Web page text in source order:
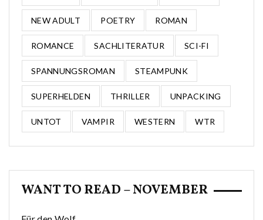
NEW ADULT POETRY ROMAN
ROMANCE SACHLITERATUR SCI-FI
SPANNUNGSROMAN STEAMPUNK
SUPERHELDEN THRILLER UNPACKING
UNTOT VAMPIR WESTERN WTR
WANT TO READ – NOVEMBER